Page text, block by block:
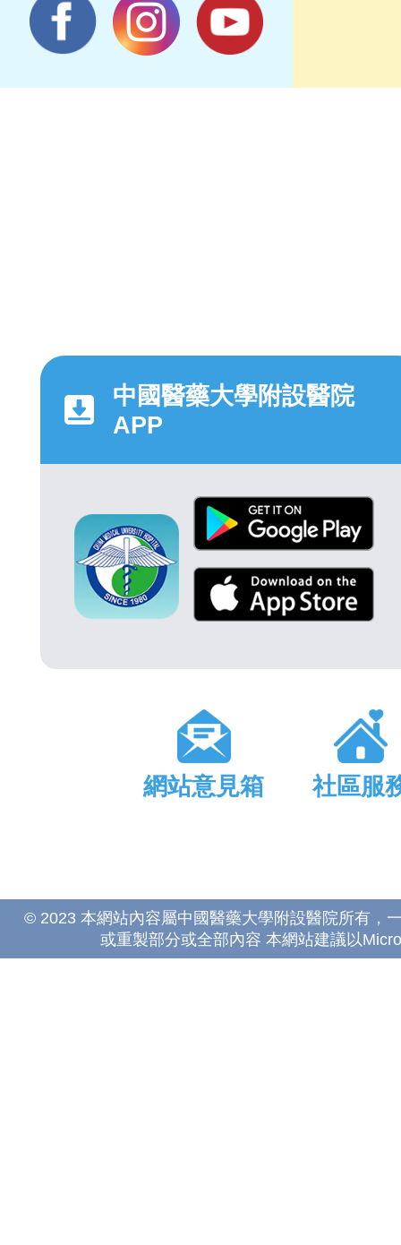
中國醫藥大學附設醫院
APP
網站意見箱 社區服
© 2023 本網站內容屬中國醫藥大學附設醫院所有，
或重製部分或全部內容 本網站建議以